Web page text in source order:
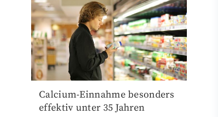
Calcium-Einnahme besonders
effektiv unter 35 Jahren